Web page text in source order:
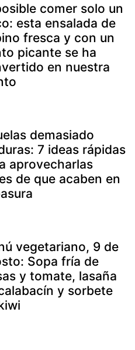
comer solo un
esta ensalada de
fresca y con un
picante se ha
en nuestra
demasiado
7 ideas rápidas
aprovecharlas
de que acaben en
vegetariano, 9 de
Sopa fría de
y tomate, lasaña
y sorbete